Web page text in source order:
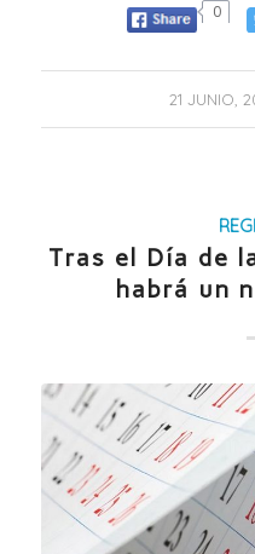
0
21 JUNIO,
/
Tras el Día de
habrá un